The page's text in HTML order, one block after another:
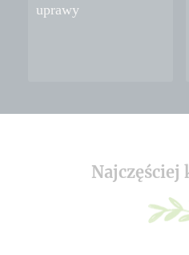
uprawy
Najczęściej